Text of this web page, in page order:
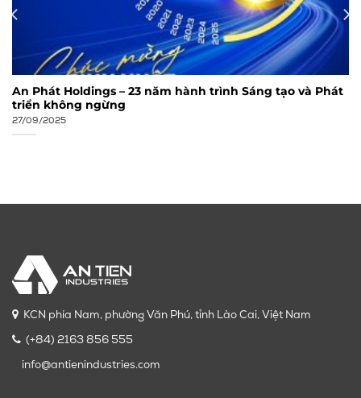
An Phát Holdings – 23 năm hành trình Sáng tạo và Phát
triển không ngừng
27/09/2025
KCN phía Nam, phường Văn Phú, tỉnh Lào Cai, Việt Nam
(+84) 2163 856 555
info@antienindustries.com